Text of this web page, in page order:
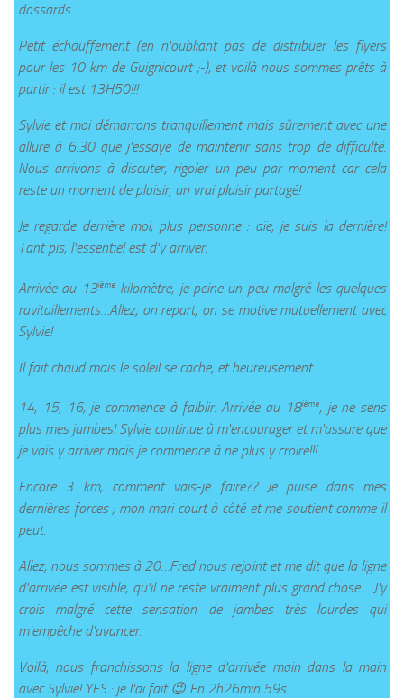
dossards.
Petit échauffement (en n'oubliant pas de distribuer les flyers
pour les 10 km de Guignicourt ;-), et voilà nous sommes prêts à
partir : il est 13H50!!!
Sylvie et moi démarrons tranquillement mais sûrement avec une
allure à 6:30 que j'essaye de maintenir sans trop de difficulté.
Nous arrivons à discuter, rigoler un peu par moment car cela
reste un moment de plaisir, un vrai plaisir partagé!
Je regarde derrière moi, plus personne : aïe, je suis la dernière!
Tant pis, l'essentiel est d'y arriver.
Arrivée au 13ièmekilomètre, je peine un peu malgré les quelques
ravitaillements…Allez, on repart, on se motive mutuellement avec
Sylvie!
Il fait chaud mais le soleil se cache, et heureusement…
14, 15, 16, je commence à faiblir. Arrivée au 18ième, je ne sens
plus mes jambes! Sylvie continue à m'encourager et m'assure que
je vais y arriver mais je commence à ne plus y croire!!!
Encore 3 km, comment vais-je faire?? Je puise dans mes
dernières forces ; mon mari court à côté et me soutient comme il
peut.
Allez, nous sommes à 20…Fred nous rejoint et me dit que la ligne
d'arrivée est visible, qu'il ne reste vraiment plus grand chose… J'y
crois malgré cette sensation de jambes très lourdes qui
m'empêche d'avancer.
Voilà, nous franchissons la ligne d'arrivée main dans la main
avec Sylvie! YES : je l'ai fait 😉 En 2h26min 59s…